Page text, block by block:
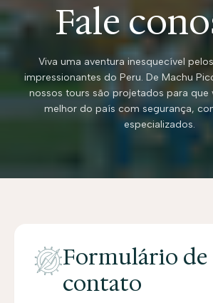
Fale
Viva uma aventura inesquecível
impressionantes do Peru. De Machu
nossos tours são projetados para que
melhor do país com segurança,
especializados.
Formulário de
contato